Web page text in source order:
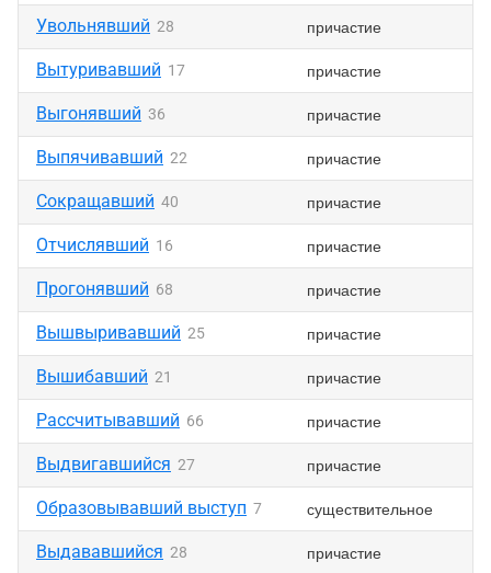
Увольнявший 28 причастие
Вытуривавший 17 причастие
Выгонявший 36 причастие
Выпячивавший 22 причастие
Сокращавший 40 причастие
Отчислявший 16 причастие
Прогонявший 68 причастие
Вышвыривавший 25 причастие
Вышибавший 21 причастие
Рассчитывавший 66 причастие
Выдвигавшийся 27 причастие
Образовывавший выступ 7 существительное
Выдававшийся 28 причастие